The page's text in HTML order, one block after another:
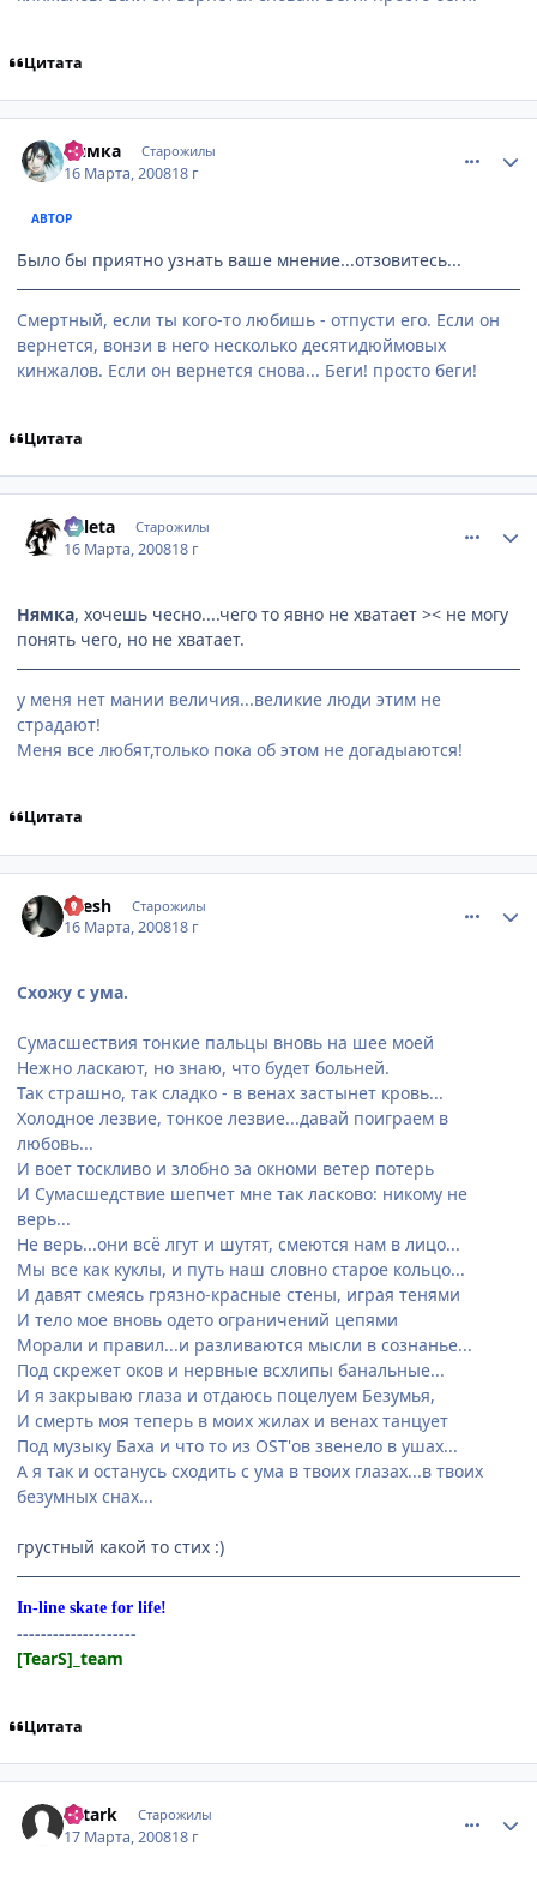
Цитата
Нямка Старожилы
16 Марта, 200818 г
АВТОР
Было бы приятно узнать ваше мнение...отзовитесь...
Смертный, если ты кого-то любишь - отпусти его. Если он
вернется, вонзи в него несколько десятидюймовых
кинжалов. Если он вернется снова... Беги! просто беги!
Цитата
Valeta Старожилы
16 Марта, 200818 г
Нямка, хочешь чесно....чего то явно не хватает >< не могу
понять чего, но не хватает.
у меня нет мании величия...великие люди этим не
страдают!
Меня все любят,только пока об этом не догадыаются!
Цитата
Exesh Старожилы
16 Марта, 200818 г
Схожу с ума.
Сумасшествия тонкие пальцы вновь на шее моей
Нежно ласкают, но знаю, что будет больней.
Так страшно, так сладко - в венах застынет кровь...
Холодное лезвие, тонкое лезвие...давай поиграем в
любовь...
И воет тоскливо и злобно за окноми ветер потерь
И Сумасшедствие шепчет мне так ласково: никому не
верь...
Не верь...они всё лгут и шутят, смеются нам в лицо...
Мы все как куклы, и путь наш словно старое кольцо...
И давят смеясь грязно-красные стены, играя тенями
И тело мое вновь одето ограничений цепями
Морали и правил...и разливаются мысли в сознанье...
Под скрежет оков и нервные всхлипы банальные...
И я закрываю глаза и отдаюсь поцелуем Безумья,
И смерть моя теперь в моих жилах и венах танцует
Под музыку Баха и что то из OST'ов звенело в ушах...
А я так и останусь сходить с ума в твоих глазах...в твоих
безумных снах...
грустный какой то стих :)
In-line skate for life!
--------------------
[TearS]_team
Цитата
SStark Старожилы
17 Марта, 200818 г